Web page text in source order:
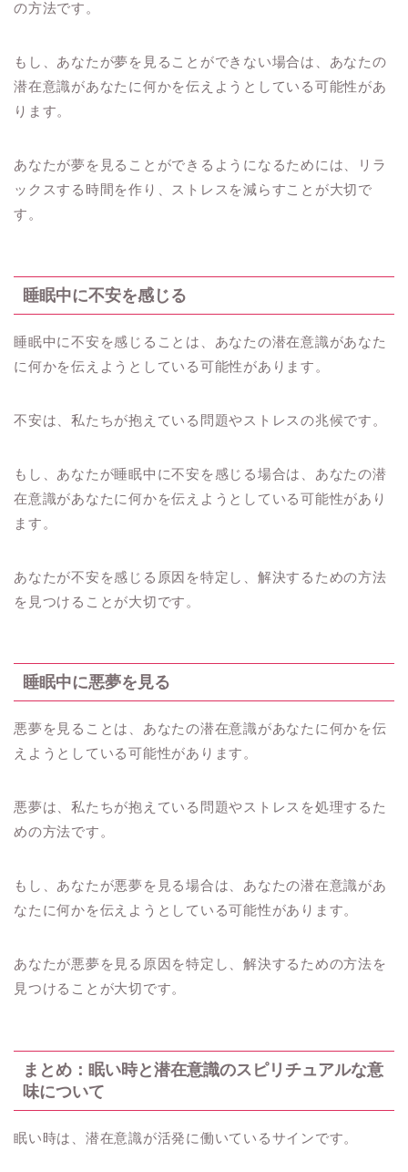
の方法です。
もし、あなたが夢を見ることができない場合は、あなたの
潜在意識があなたに何かを伝えようとしている可能性があ
ります。
あなたが夢を見ることができるようになるためには、リラ
ックスする時間を作り、ストレスを減らすことが大切で
す。
睡眠中に不安を感じる
睡眠中に不安を感じることは、あなたの潜在意識があなた
に何かを伝えようとしている可能性があります。
不安は、私たちが抱えている問題やストレスの兆候です。
もし、あなたが睡眠中に不安を感じる場合は、あなたの潜
在意識があなたに何かを伝えようとしている可能性があり
ます。
あなたが不安を感じる原因を特定し、解決するための方法
を見つけることが大切です。
睡眠中に悪夢を見る
悪夢を見ることは、あなたの潜在意識があなたに何かを伝
えようとしている可能性があります。
悪夢は、私たちが抱えている問題やストレスを処理するた
めの方法です。
もし、あなたが悪夢を見る場合は、あなたの潜在意識があ
なたに何かを伝えようとしている可能性があります。
あなたが悪夢を見る原因を特定し、解決するための方法を
見つけることが大切です。
まとめ：眠い時と潜在意識のスピリチュアルな意
味について
眠い時は、潜在意識が活発に働いているサインです。